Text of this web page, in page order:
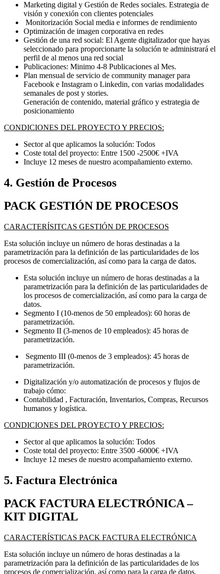
Marketing digital y Gestión de Redes sociales. Estrategia de
visión y conexión con clientes potenciales
Monitorización Social media e informes de rendimiento
Optimización de imagen corporativa en redes
Gestión de una red social: El Agente digitalizador que hayas
seleccionado para proporcionarte la solución te administrará el
perfil de al menos una red social
Publicaciones: Minimo 4-8 Publicaciones al Mes.
Plan mensual de servicio de community manager para
Facebook e Instagram o Linkedin, con varias modalidades
semanales de post y stories.
Generación de contenido, material gráfico y estrategia de
posicionamiento
CONDICIONES DEL PROYECTO Y PRECIOS:
Sector al que aplicamos la solución: Todos
Coste total del proyecto: Entre 1500 -2500€ +IVA
Incluye 12 meses de nuestro acompañamiento externo.
4. Gestión de Procesos
PACK GESTIÓN DE PROCESOS
CARACTERÍSITCAS GESTIÓN DE PROCESOS
Esta solución incluye un número de horas destinadas a la
parametrización para la definición de las particularidades de los
procesos de comercialización, así como para la carga de datos.
Esta solución incluye un número de horas destinadas a la
parametrización para la definición de las particularidades de
los procesos de comercialización, así como para la carga de
datos.
Segmento I (10-menos de 50 empleados): 60 horas de
parametrización.
Segmento II (3-menos de 10 empleados): 45 horas de
parametrización.
Segmento III (0-menos de 3 empleados): 45 horas de
parametrización.
Digitalización y/o automatización de procesos y flujos de
trabajo cómo:
Contabilidad , Facturación, Inventarios, Compras, Recursos
humanos y logística.
CONDICIONES DEL PROYECTO Y PRECIOS:
Sector al que aplicamos la solución: Todos
Coste total del proyecto: Entre 3500 -6000€ +IVA
Incluye 12 meses de nuestro acompañamiento externo.
5. Factura Electrónica
PACK FACTURA ELECTRÓNICA –
KIT DIGITAL
CARACTERÍSTICAS PACK FACTURA ELECTRÓNICA
Esta solución incluye un número de horas destinadas a la
parametrización para la definición de las particularidades de los
procesos de comercialización, así como para la carga de datos.